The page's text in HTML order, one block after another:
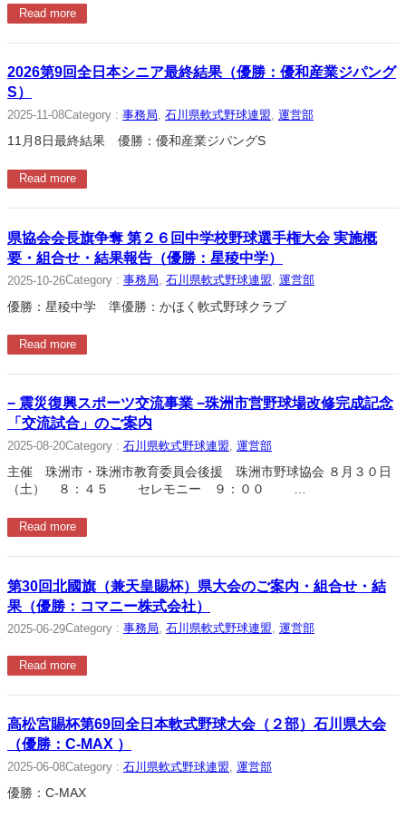
Read more
2026第9回全日本シニア最終結果（優勝：優和産業ジパング
S）
2025-11-08Category : 事務局 石川県軟式野球連盟 運営部
11月8日最終結果 優勝：優和産業ジパングS
Read more
県協会会長旗争奪 第２６回中学校野球選手権大会 実施概
要・組合せ・結果報告（優勝：星稜中学）
2025-10-26Category : 事務局, 石川県軟式野球連盟, 運営部
優勝：星稜中学 準優勝：かほく軟式野球クラブ
Read more
− 震災復興スポーツ交流事業 −珠洲市営野球場改修完成記念
「交流試合」のご案内
2025-08-20Category : 石川県軟式野球連盟 運営部
主催 珠洲市・珠洲市教育委員会後援 珠洲市野球協会 ８月３０日
（土） ８：４５ セレモニー ９：００ …
Read more
第30回北國旗（兼天皇賜杯）県大会のご案内・組合せ・結
果（優勝：コマニー株式会社）
2025-06-29Category : 事務局, 石川県軟式野球連盟, 運営部
Read more
高松宮賜杯第69回全日本軟式野球大会（２部）石川県大会
（優勝：C-MAX ）
2025-06-08Category : 石川県軟式野球連盟 運営部
優勝：C-MAX